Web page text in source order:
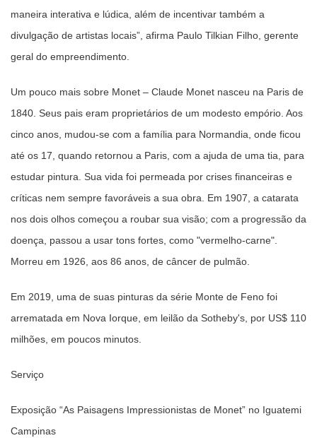
maneira interativa e lúdica, além de incentivar também a
divulgação de artistas locais”, afirma Paulo Tilkian Filho, gerente
geral do empreendimento.
Um pouco mais sobre Monet – Claude Monet nasceu na Paris de
1840. Seus pais eram proprietários de um modesto empório. Aos
cinco anos, mudou-se com a família para Normandia, onde ficou
até os 17, quando retornou a Paris, com a ajuda de uma tia, para
estudar pintura. Sua vida foi permeada por crises financeiras e
críticas nem sempre favoráveis a sua obra. Em 1907, a catarata
nos dois olhos começou a roubar sua visão; com a progressão da
doença, passou a usar tons fortes, como "vermelho-carne".
Morreu em 1926, aos 86 anos, de câncer de pulmão.
Em 2019, uma de suas pinturas da série Monte de Feno foi
arrematada em Nova Iorque, em leilão da Sotheby's, por US$ 110
milhões, em poucos minutos.
Serviço
Exposição “As Paisagens Impressionistas de Monet” no Iguatemi
Campinas